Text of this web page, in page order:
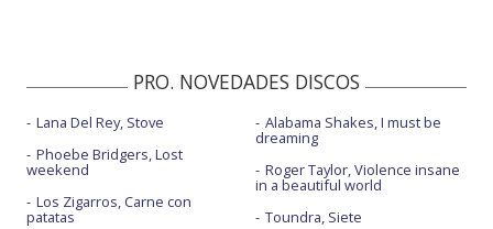
PRO. NOVEDADES DISCOS
Lana Del Rey, Stove
Phoebe Bridgers, Lost
weekend
Los Zigarros, Carne con
patatas
Alabama Shakes, I must be
dreaming
Roger Taylor, Violence insane
in a beautiful world
Toundra, Siete